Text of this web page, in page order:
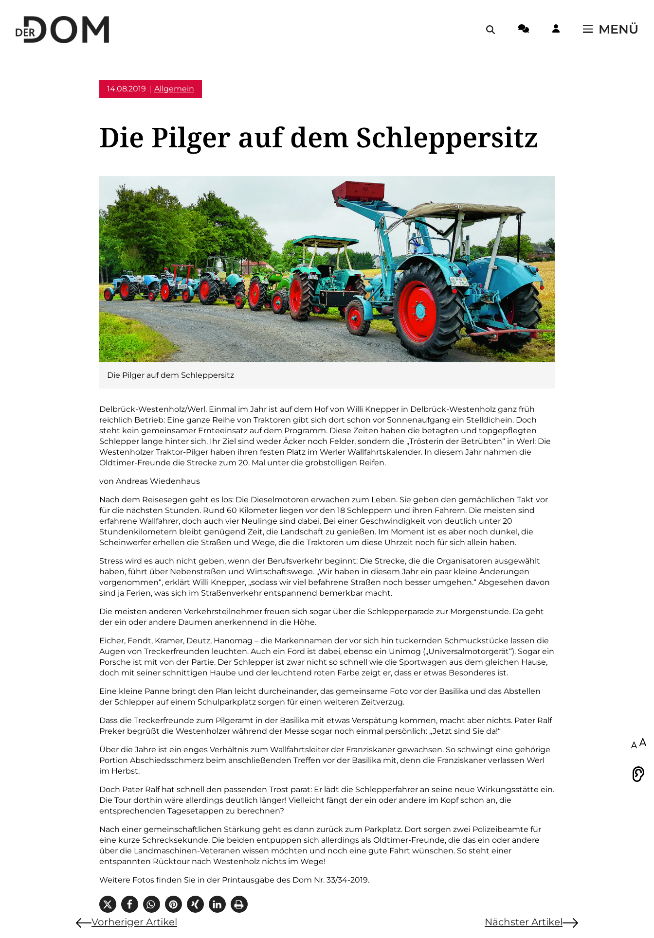
MENÜ
14.08.2019 Allgemein
Die Pilger auf dem Schleppersitz
Die Pilger auf dem Schleppersitz
Delbrück-Westenholz/Werl. Einmal im Jahr ist auf dem Hof von Willi Knepper in Delbrück-Westenholz ganz früh
reichlich Betrieb: Eine ganze Reihe von Traktoren gibt sich dort schon vor Sonnenaufgang ein Stelldichein. Doch
steht kein gemeinsamer Ernteeinsatz auf dem Programm. Diese Zeiten haben die betagten und topgepflegten
Schlepper lange hinter sich. Ihr Ziel sind weder Äcker noch Felder, sondern die „Trösterin der Betrübten“ in Werl: Die
Westenholzer Traktor-Pilger haben ihren festen Platz im Werler Wallfahrtskalender. In diesem Jahr nahmen die
Oldtimer-Freunde die Strecke zum 20. Mal unter die grobstolligen Reifen.
von Andreas Wiedenhaus
Nach dem Reisesegen geht es los: Die Dieselmotoren erwachen zum Leben. Sie geben den gemächlichen Takt vor
für die nächsten Stunden. Rund 60 Kilometer liegen vor den 18 Schleppern und ihren Fahrern. Die meisten sind
erfahrene Wallfahrer, doch auch vier Neulinge sind dabei. Bei einer Geschwindigkeit von deutlich unter 20
Stundenkilometern bleibt genügend Zeit, die Landschaft zu genießen. Im Moment ist es aber noch dunkel, die
Scheinwerfer erhellen die Straßen und Wege, die die Traktoren um diese Uhrzeit noch für sich allein haben.
Stress wird es auch nicht geben, wenn der Berufsverkehr beginnt: Die Strecke, die die Organisatoren ausgewählt
haben, führt über Nebenstraßen und Wirtschaftswege. „Wir haben in diesem Jahr ein paar kleine Änderungen
vorgenommen“, erklärt Willi Knepper, „sodass wir viel befahrene Straßen noch besser umgehen.“ Abgesehen davon
sind ja Ferien, was sich im Straßenverkehr entspannend bemerkbar macht.
Die meisten anderen Verkehrsteilnehmer freuen sich sogar über die Schlepperparade zur Morgenstunde. Da geht
der ein oder andere Daumen anerkennend in die Höhe.
Eicher, Fendt, Kramer, Deutz, Hanomag – die Markennamen der vor sich hin tuckernden Schmuckstücke lassen die
Augen von Treckerfreunden leuchten. Auch ein Ford ist dabei, ebenso ein Unimog („Universalmotorgerät“). Sogar ein
Porsche ist mit von der Partie. Der Schlepper ist zwar nicht so schnell wie die Sportwagen aus dem gleichen Hause,
doch mit seiner schnittigen Haube und der leuchtend roten Farbe zeigt er, dass er etwas Besonderes ist.
Eine kleine Panne bringt den Plan leicht durcheinander, das gemeinsame Foto vor der Basilika und das Abstellen
der Schlepper auf einem Schulparkplatz sorgen für einen weiteren Zeitverzug.
Dass die Treckerfreunde zum Pilgeramt in der Basilika mit etwas Verspätung kommen, macht aber nichts. Pater Ralf
Preker begrüßt die Westenholzer während der Messe sogar noch einmal persönlich: „Jetzt sind Sie da!“
Über die Jahre ist ein enges Verhältnis zum Wallfahrtsleiter der Franziskaner gewachsen. So schwingt eine gehörige
Portion Abschiedsschmerz beim anschließenden Treffen vor der Basilika mit, denn die Franziskaner verlassen Werl
im Herbst.
Doch Pater Ralf hat schnell den passenden Trost parat: Er lädt die Schlepperfahrer an seine neue Wirkungsstätte ein.
Die Tour dorthin wäre allerdings deutlich länger! Vielleicht fängt der ein oder andere im Kopf schon an, die
entsprechenden Tages­etappen zu berechnen?
Nach einer gemeinschaftlichen Stärkung geht es dann zurück zum Parkplatz. Dort sorgen zwei Polizeibeamte für
eine kurze Schrecksekunde. Die beiden entpuppen sich allerdings als Oldtimer-Freunde, die das ein oder andere
über die Landmaschinen-­Veteranen wissen möchten und noch eine gute Fahrt wünschen. So steht einer
entspannten Rücktour nach Westenholz nichts im Wege!
Weitere Fotos finden Sie in der Printausgabe des Dom Nr. 33/34-2019.
Vorheriger Artikel Nächster Artikel